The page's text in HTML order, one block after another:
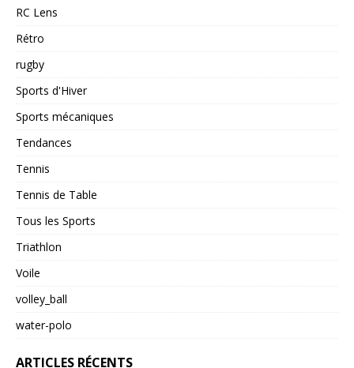
RC Lens
Rétro
rugby
Sports d'Hiver
Sports mécaniques
Tendances
Tennis
Tennis de Table
Tous les Sports
Triathlon
Voile
volley_ball
water-polo
ARTICLES RÉCENTS